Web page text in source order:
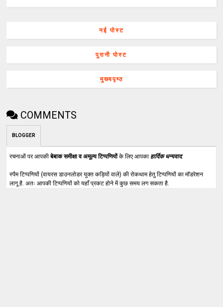
नई पोस्ट
पुरानी पोस्ट
मुख्यपृष्ठ
COMMENTS
BLOGGER
रचनाओं पर आपकीबेबाक समीक्षा व अमूल्य टिप्पणियोंके लिए आपका हार्दिक धन्यवाद.
स्पैम टिप्पणियों (वायरस डाउनलोडर युक्त कड़ियों वाले) की रोकथाम हेतु टिप्पणियों का मॉडरेशन
लागू है. अतः आपकी टिप्पणियों को यहाँ प्रकट होने में कुछ समय लग सकता है.